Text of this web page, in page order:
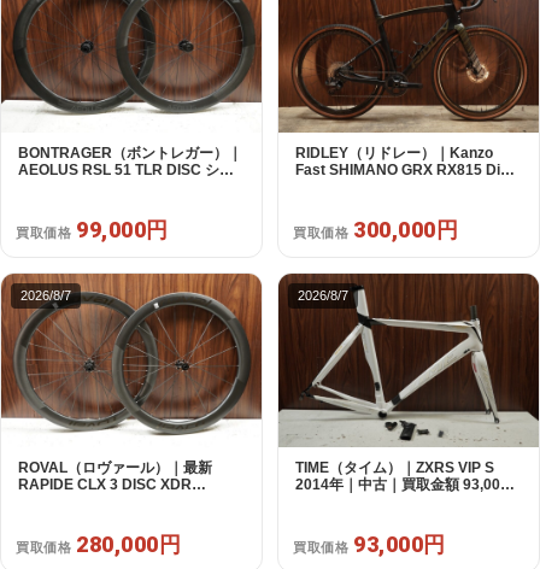
BONTRAGER（ボントレガー）｜
AEOLUS RSL 51 TLR DISC シマ
買取価格 99,000円
RIDLEY（リドレー）｜Kanzo
Fast SHIMANO GRX RX815 Di2
買取価格 300,000円
2026/8/7
ROVAL（ロヴァール）｜最新
RAPIDE CLX 3 DISC XDR
買取価格 280,000円
2026/8/7
TIME（タイム）｜ZXRS VIP S
2014年｜中古｜買取金額 93,000
買取価格 93,000円